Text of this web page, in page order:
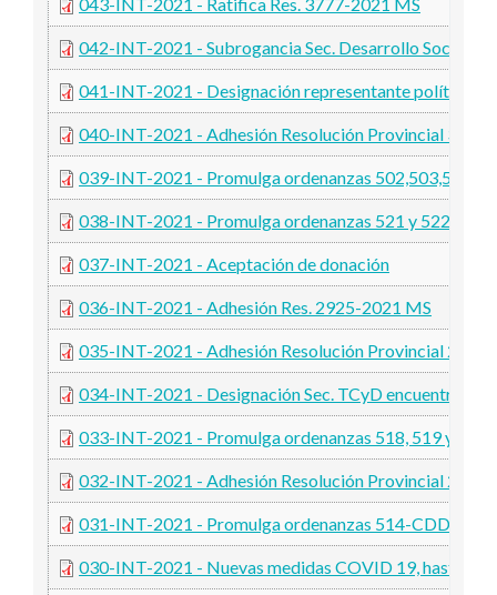
042-INT-2021 - Subrogancia Sec. Desarrollo Social
041-INT-2021 - Designación representante políticas
040-INT-2021 - Adhesión Resolución Provincial
039-INT-2021 - Promulga ordenanzas
038-INT-2021 - Promulga ordenanzas 521 y 522-
037-INT-2021 - Aceptación de donación
036-INT-2021 - Adhesión Res. 2925-2021 MS
035-INT-2021 - Adhesión Resolución Provincial
034-INT-2021 - Designación Sec. TCyD encuentro en
033-INT-2021 - Promulga ordenanzas 518, 519 y
032-INT-2021 - Adhesión Resolución Provincial
031-INT-2021 - Promulga ordenanzas 514-CDDH-
030-INT-2021 - Nuevas medidas COVID 19, hasta el